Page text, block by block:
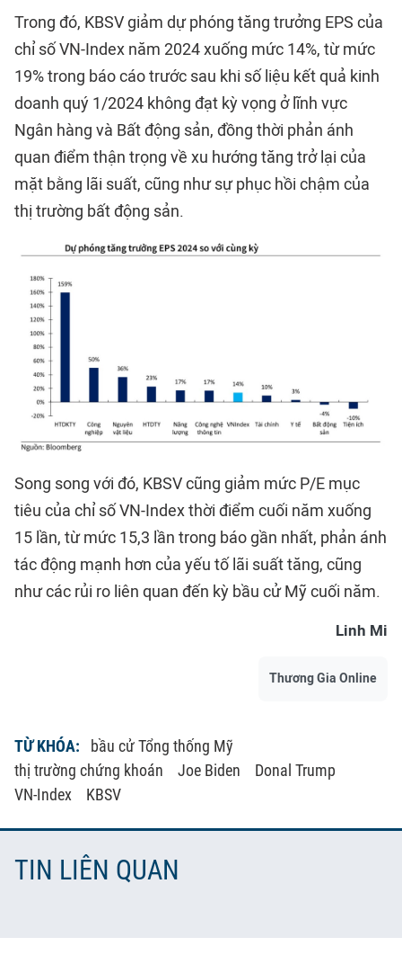
Trong đó, KBSV giảm dự phóng tăng trưởng EPS của
chỉ số VN-Index năm 2024 xuống mức 14%, từ mức
19% trong báo cáo trước sau khi số liệu kết quả kinh
doanh quý 1/2024 không đạt kỳ vọng ở lĩnh vực
Ngân hàng và Bất động sản, đồng thời phản ánh
quan điểm thận trọng về xu hướng tăng trở lại của
mặt bằng lãi suất, cũng như sự phục hồi chậm của
thị trường bất động sản.
Song song với đó, KBSV cũng giảm mức P/E mục
tiêu của chỉ số VN-Index thời điểm cuối năm xuống
15 lần, từ mức 15,3 lần trong báo gần nhất, phản ánh
tác động mạnh hơn của yếu tố lãi suất tăng, cũng
như các rủi ro liên quan đến kỳ bầu cử Mỹ cuối năm.
Linh Mi
Thương Gia Online
TỪ KHÓA:
bầu cử Tổng thống Mỹ
thị trường chứng khoán
Joe Biden
Donal Trump
VN-Index
KBSV
TIN LIÊN QUAN